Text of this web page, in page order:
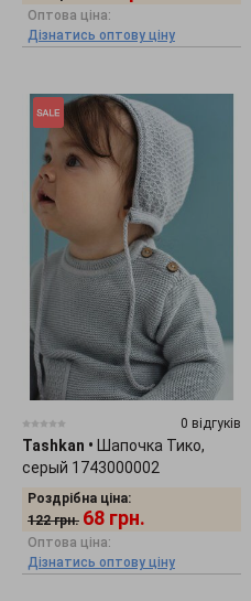
Оптова ціна:
Дізнатись оптову ціну
0 відгуків
Tashkan •
Шапочка Тико,
серый 1743000002
Роздрібна ціна:
122 грн. 68 грн.
Оптова ціна:
Дізнатись оптову ціну